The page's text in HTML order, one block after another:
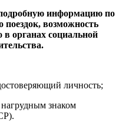
информацию по
поездок, возможность
органах социальной
личность;
знаком